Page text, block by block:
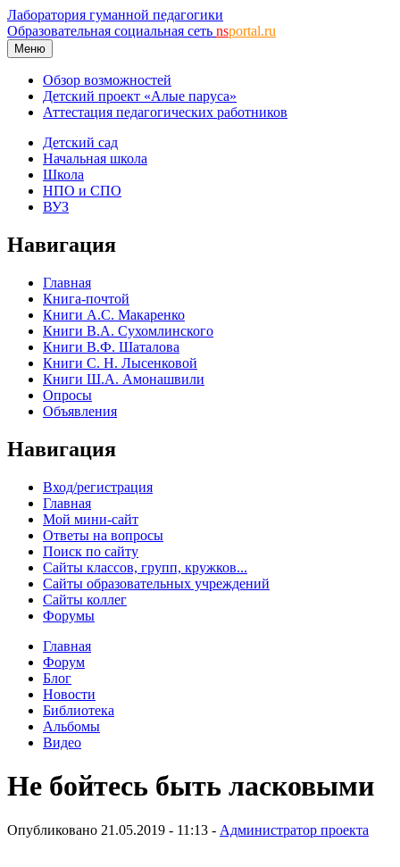
Лаборатория гуманной педагогики
Образовательная социальная сеть nsportal.ru
Меню
Обзор возможностей
Детский проект «Алые паруса»
Аттестация педагогических работников
Детский сад
Начальная школа
Школа
НПО и СПО
ВУЗ
Навигация
Главная
Книга-почтой
Книги А.С. Макаренко
Книги В.А. Сухомлинского
Книги В.Ф. Шаталова
Книги С. Н. Лысенковой
Книги Ш.А. Амонашвили
Опросы
Объявления
Навигация
Вход/регистрация
Главная
Мой мини-сайт
Ответы на вопросы
Поиск по сайту
Сайты классов, групп, кружков...
Сайты образовательных учреждений
Сайты коллег
Форумы
Главная
Форум
Блог
Новости
Библиотека
Альбомы
Видео
Не бойтесь быть ласковыми
Опубликовано 21.05.2019 - 11:13 - Администратор проекта